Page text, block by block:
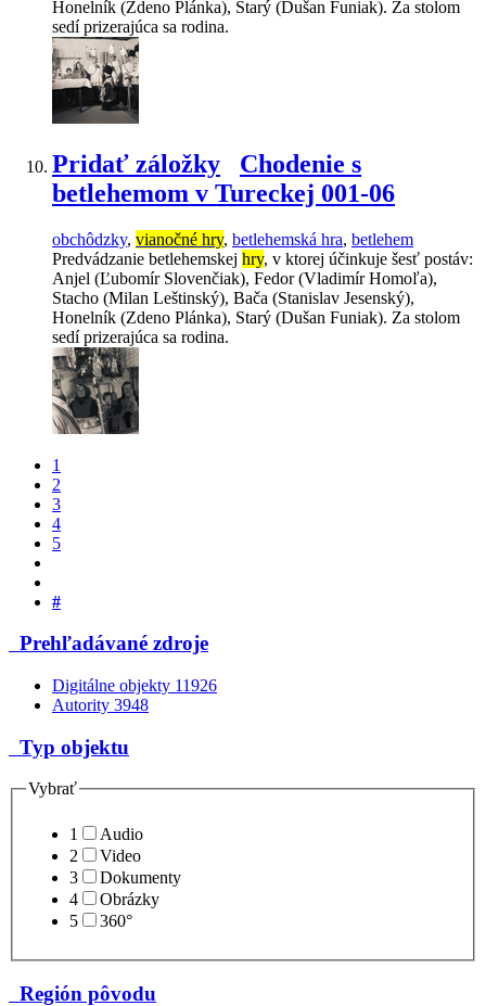
Honelník (Zdeno Plánka), Starý (Dušan Funiak). Za stolom
sedí prizerajúca sa rodina.
Pridať záložky
Chodenie s
betlehemom v Tureckej 001-06
obchôdzky, vianočné hry, betlehemská hra, betlehem
Predvádzanie betlehemskej hry, v ktorej účinkuje šesť postáv:
Anjel (Ľubomír Slovenčiak), Fedor (Vladimír Homoľa),
Stacho (Milan Leštinský), Bača (Stanislav Jesenský),
Honelník (Zdeno Plánka), Starý (Dušan Funiak). Za stolom
sedí prizerajúca sa rodina.
1
2
3
4
5
#
Prehľadávané zdroje
Digitálne objekty 11926
Autority 3948
Typ objektu
Vybrať
1
Audio
2
Video
3
Dokumenty
4
Obrázky
5
360°
Región pôvodu